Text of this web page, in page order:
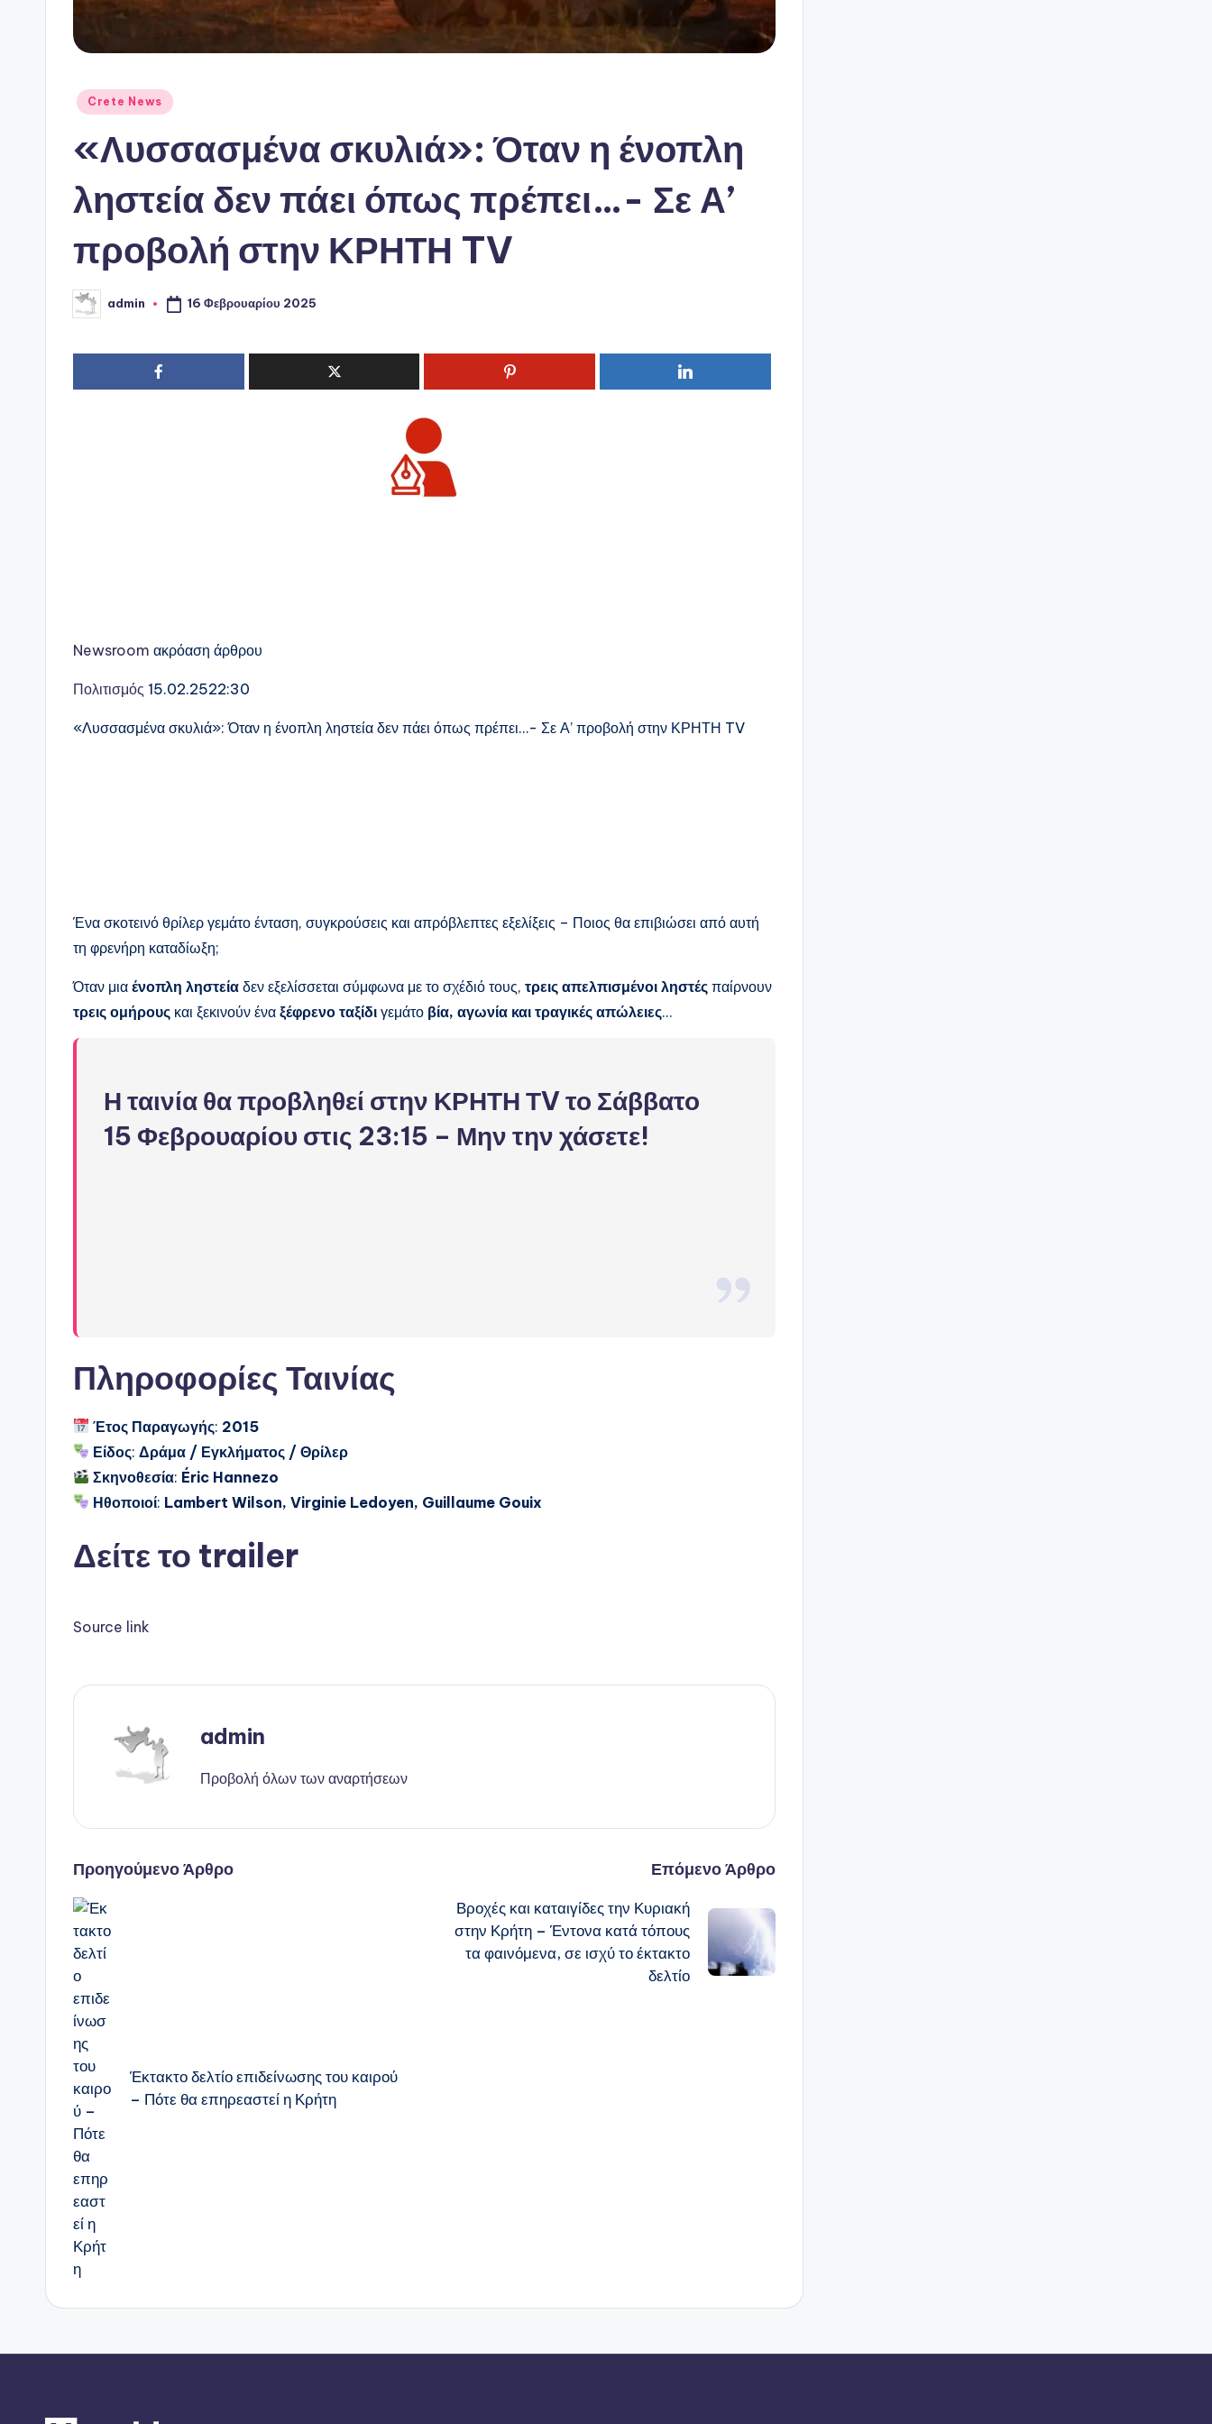
Αναρτήθηκε
Crete News
«Λυσσασμένα σκυλιά»: Όταν η ένοπλη
ληστεία δεν πάει όπως πρέπει…- Σε Α’
προβολή στην ΚΡΗΤΗ TV
Συγγραφέας:
admin 16 Φεβρουαρίου 2025
Newsroom ακρόαση άρθρου
Πολιτισμός 15.02.2522:30
«Λυσσασμένα σκυλιά»: Όταν η ένοπλη ληστεία δεν πάει όπως πρέπει…- Σε Α’ προβολή στην ΚΡΗΤΗ TV
Ένα σκοτεινό θρίλερ γεμάτο ένταση, συγκρούσεις και απρόβλεπτες εξελίξεις – Ποιος θα επιβιώσει από αυτή
τη φρενήρη καταδίωξη;
Όταν μια ένοπλη ληστεία δεν εξελίσσεται σύμφωνα με το σχέδιό τους, τρεις απελπισμένοι ληστές παίρνουν
τρεις ομήρους και ξεκινούν ένα ξέφρενο ταξίδι γεμάτο βία, αγωνία και τραγικές απώλειες…
Η ταινία θα προβληθεί στην ΚΡΗΤΗ ΤV το Σάββατο
15 Φεβρουαρίου στις 23:15 – Μην την χάσετε!
Πληροφορίες Ταινίας
Έτος Παραγωγής: 2015
Είδος:Δράμα / Εγκλήματος / Θρίλερ
Σκηνοθεσία: Éric Hannezo
Ηθοποιοί: Lambert Wilson, Virginie Ledoyen, Guillaume Gouix
Δείτε το trailer
Source link
admin
Προβολή όλων των αναρτήσεων
Πλοήγηση
δημοσιεύσεων
Προηγούμενο Άρθρο
Έκτακτο δελτίο επιδείνωσης του καιρού
– Πότε θα επηρεαστεί η Κρήτη
Επόμενο Άρθρο
Βροχές και καταιγίδες την Κυριακή
στην Κρήτη – Έντονα κατά τόπους
τα φαινόμενα, σε ισχύ το έκτακτο
δελτίο